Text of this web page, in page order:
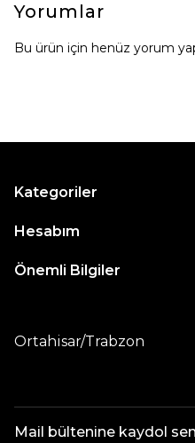
Yorumlar
Bu ürün için henüz yorum
Kategoriler
Hesabım
Önemli Bilgiler
Ortahisar/Trabzon
Mail bültenine kaydol